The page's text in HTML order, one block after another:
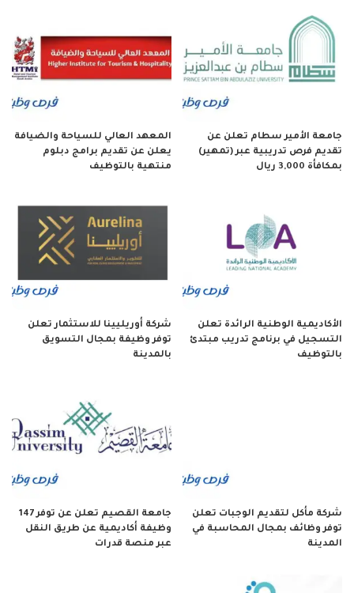
جامعة الأمير سطام تعلن عن
تقديم فرص تدريبية عبر (تمهير)
بمكافأة 3,000 ريال
المعهد العالي للسياحة والضيافة
يعلن عن تقديم برامج دبلوم
منتهية بالتوظيف
الأكاديمية الوطنية الرائدة تعلن
التسجيل في برنامج تدريب مبتدئ
بالتوظيف
شركة أوريليينا للاستثمار تعلن
توفر وظيفة بمجال التسويق
بالمدينة
شركة مأكل لتقديم الوجبات تعلن
توفر وظائف بمجال المحاسبة في
المدينة
جامعة القصيم تعلن عن توفر 147
وظيفة أكاديمية عن طريق النقل
عبر منصة قدرات